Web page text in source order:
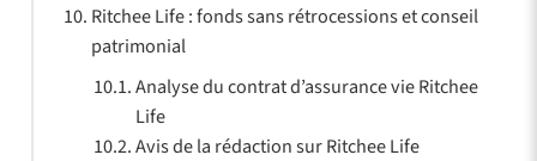
Ritchee Life : fonds sans rétrocessions et conseil
patrimonial
Analyse du contrat d’assurance vie Ritchee
Life
Avis de la rédaction sur Ritchee Life